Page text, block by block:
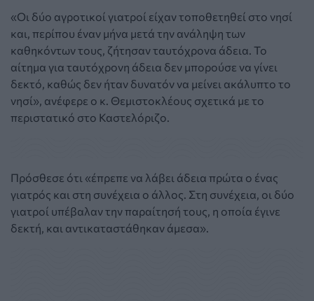
«Οι δύο αγροτικοί γιατροί είχαν τοποθετηθεί στο νησί
και, περίπου έναν μήνα μετά την ανάληψη των
καθηκόντων τους, ζήτησαν ταυτόχρονα άδεια. Το
αίτημα για ταυτόχρονη άδεια δεν μπορούσε να γίνει
δεκτό, καθώς δεν ήταν δυνατόν να μείνει ακάλυπτο το
νησί», ανέφερε ο κ. Θεμιστοκλέους σχετικά με το
περιστατικό στο Καστελόριζο.
Πρόσθεσε ότι «έπρεπε να λάβει άδεια πρώτα ο ένας
γιατρός και στη συνέχεια ο άλλος. Στη συνέχεια, οι δύο
γιατροί υπέβαλαν την παραίτησή τους, η οποία έγινε
δεκτή, και αντικαταστάθηκαν άμεσα».